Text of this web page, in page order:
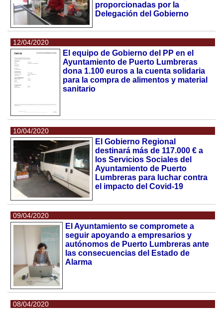
proporcionadas por la
Delegación del Gobierno
12/04/2020
El equipo de Gobierno del PP en el
Ayuntamiento de Puerto Lumbreras
dona 1.100 euros a la cuenta solidaria
para la compra de alimentos y material
sanitario
10/04/2020
El Gobierno Regional
destinará más de 117.000 € a
los Servicios Sociales del
Ayuntamiento de Puerto
Lumbreras para luchar contra
el impacto del Covid-19
09/04/2020
El Ayuntamiento se compromete a
seguir apoyando a empresarios y
autónomos de Puerto Lumbreras ante
las consecuencias del Estado de
Alarma
08/04/2020